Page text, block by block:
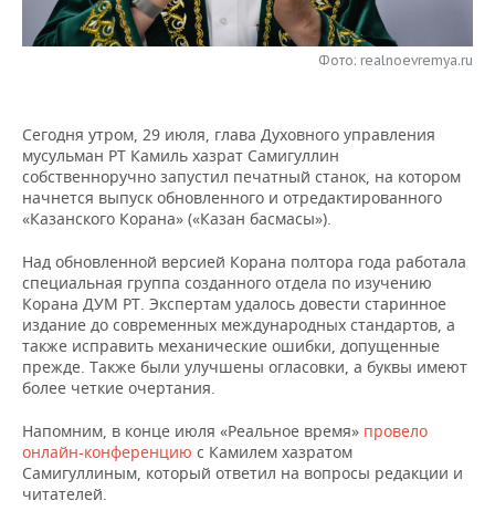
НЕФТЕХИМИЯ
ЭНЕРГЕТИКА
РОЗНИЧНАЯ ТОРГОВЛЯ
УСЛУГИ
НОВОСТИ ТЕХНОЛОГИЙ
МЕДИА
ТЕЛЕКОММУНИКАЦИИ
МЕРОПРИЯТИЯ
ВЫЕЗДНАЯ РЕДАКЦИЯ
БИЗНЕС-БРАНЧИ
ОТКРЫТАЯ ЛЕКЦИЯ
НОВОСТИ СПОРТА
ФУТБОЛ
БАСКЕТБОЛ
ВОЛЕЙБОЛ
КИБЕРСПОРТ
ФИГУРНОЕ КАТАНИЕ
ВОДНЫЕ ВИДЫ СПОРТА
ОБЩЕСТВО
НОВОСТИ ОБЩЕСТВА
ИНФРАСТРУКТУРА
ИСТОРИЯ
КУЛЬТУРА
МЕДИЦИНА
ОБРАЗОВАНИЕ
ФОТОГАЛЕРЕЯ
СПРАВОЧНИК
СПИСОК ПЕРСОН
СПИСОК КОМПАНИЙ
ПОЛНАЯ ВЕРСИЯ
Фото: realnoevremya.ru
Сегодня утром, 29 июля, глава Духовного управления
мусульман РТ Камиль хазрат Самигуллин
собственноручно запустил печатный станок, на котором
начнется выпуск обновленного и отредактированного
«Казанского Корана» («Казан басмасы»).
Над обновленной версией Корана полтора года работала
специальная группа созданного отдела по изучению
Корана ДУМ РТ. Экспертам удалось довести старинное
издание до современных международных стандартов, а
также исправить механические ошибки, допущенные
прежде. Также были улучшены огласовки, а буквы имеют
более четкие очертания.
Напомним, в конце июля «Реальное время» провело
онлайн-конференцию с Камилем хазратом
Самигуллиным, который ответил на вопросы редакции и
читателей.